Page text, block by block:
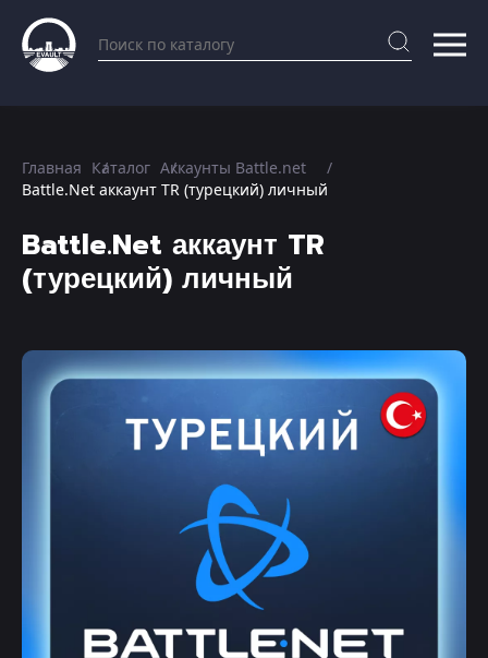
Главная Каталог Аккаунты Battle.net
Battle.Net аккаунт TR (турецкий) личный
Battle.Net аккаунт TR
(турецкий) личный